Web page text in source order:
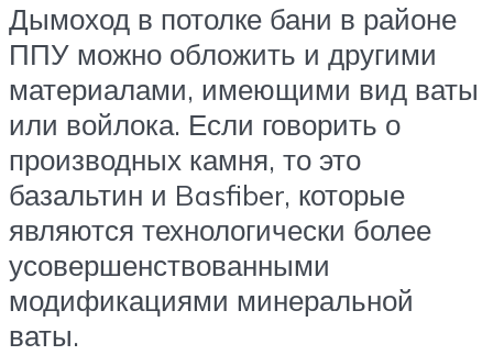
Дымоход в потолке бани в районе
ППУ можно обложить и другими
материалами, имеющими вид ваты
или войлока. Если говорить о
производных камня, то это
базальтин и Basfiber, которые
являются технологически более
усовершенствованными
модификациями минеральной
ваты.